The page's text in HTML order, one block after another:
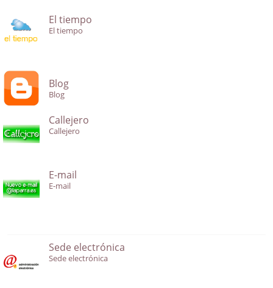
El tiempo
El tiempo
Blog
Blog
Callejero
Callejero
E-mail
E-mail
Sede electrónica
Sede electrónica